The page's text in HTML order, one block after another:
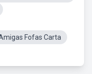
Fofas Carta